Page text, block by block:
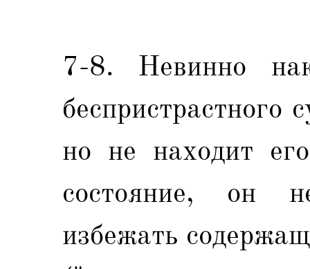
7-8. Невинно
но не находит
состояние, он
избежать